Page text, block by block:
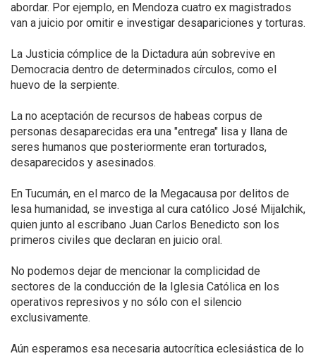
abordar. Por ejemplo, en Mendoza cuatro ex magistrados
van a juicio por omitir e investigar desapariciones y torturas.
La Justicia cómplice de la Dictadura aún sobrevive en
Democracia dentro de determinados círculos, como el
huevo de la serpiente.
La no aceptación de recursos de habeas corpus de
personas desaparecidas era una "entrega" lisa y llana de
seres humanos que posteriormente eran torturados,
desaparecidos y asesinados.
En Tucumán, en el marco de la Megacausa por delitos de
lesa humanidad, se investiga al cura católico José Mijalchik,
quien junto al escribano Juan Carlos Benedicto son los
primeros civiles que declaran en juicio oral.
No podemos dejar de mencionar la complicidad de
sectores de la conducción de la Iglesia Católica en los
operativos represivos y no sólo con el silencio
exclusivamente.
Aún esperamos esa necesaria autocrítica eclesiástica de lo